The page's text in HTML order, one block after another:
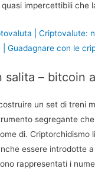
impercettibili che
| Criptovalute:
Guadagnare con le
salita – bitcoin
un set di treni
segregante
di. Criptorchidismo
essere introdotte
rappresentati i